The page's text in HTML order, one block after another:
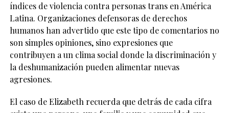
índices de violencia contra personas trans en América
Latina. Organizaciones defensoras de derechos
humanos han advertido que este tipo de comentarios no
son simples opiniones, sino expresiones que
contribuyen a un clima social donde la discriminación y
la deshumanización pueden alimentar nuevas
agresiones.
El caso de Elizabeth recuerda que detrás de cada cifra